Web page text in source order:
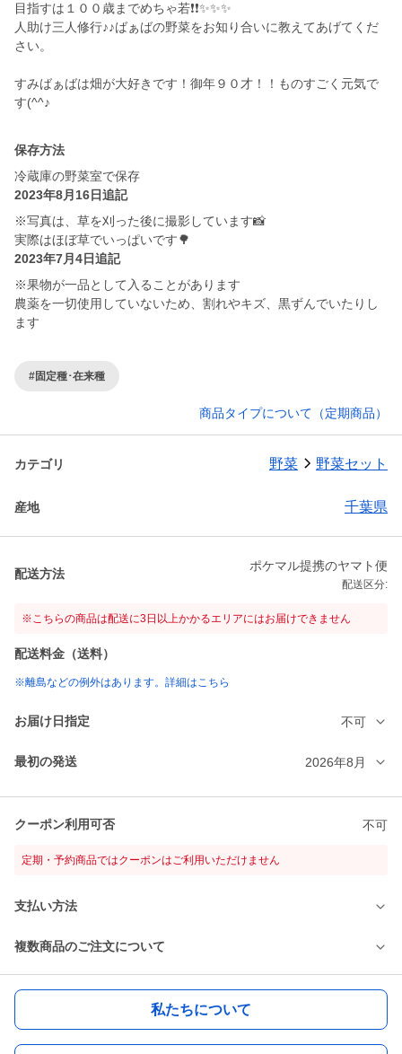
目指すは１００歳までめちゃ若❗❗✨✨✨
人助け三人修行♪♪ばぁばの野菜をお知り合いに教えてあげてくだ
さい。
すみばぁばは畑が大好きです！御年９０才！！ものすごく元気で
保存方法
冷蔵庫の野菜室で保存
2023年8月16日追記
※写真は、草を刈った後に撮影しています📸
実際はほぼ草でいっぱいです🌳
2023年7月4日追記
※果物が一品として入ることがあります
農薬を一切使用していないため、割れやキズ、黒ずんでいたりし
ます
#固定種･在来種
商品タイプについて（定期商品）
カテゴリ 野菜 野菜セット
産地 千葉県
配送方法
ポケマル提携のヤマト便
配送区分:
※こちらの商品は配送に3日以上かかるエリアにはお届けできません
配送料金（送料）
※離島などの例外はあります。詳細はこちら
お届け日指定 不可
最初の発送 2026年8月
クーポン利用可否 不可
定期・予約商品ではクーポンはご利用いただけません
支払い方法
複数商品のご注文について
私たちについて